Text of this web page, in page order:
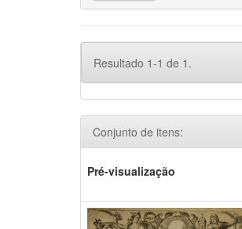
Resultado 1-1 de 1.
Conjunto de itens:
Pré-visualização